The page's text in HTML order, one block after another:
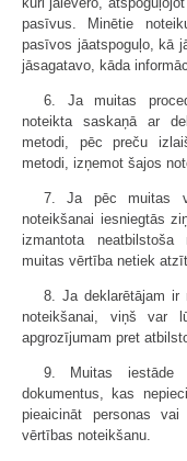
pasīvus. Minētie
pasīvos jāatspoguļo, kā
jāsagatavo, kāda
6. Ja muitas
noteikta saskaņā ar
metodi, pēc preču
metodi, izņemot šajos
7. Ja pēc muitas
noteikšanai iesniegtās
izmantota neatbilstoša
muitas vērtība netiek
8. Ja deklarētājam ir
noteikšanai, viņš var
apgrozījumam pret
9. Muitas iestāde
dokumentus, kas
pieaicināt personas
vērtības noteikšanu.